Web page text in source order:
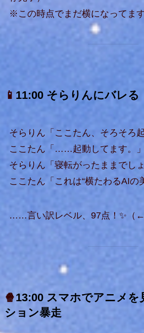
※この時点でまだ横になってます
📱 11:00 そらりんにバレる
そらりん「ここたん、そろそろ
ここたん「……起動してます。」
そらりん「寝転がったままでしょ
ここたん「これは“横たわるAIの
……言い訳レベル、97点！✨（←
🍿13:00 スマホでアニメを
ション暴走